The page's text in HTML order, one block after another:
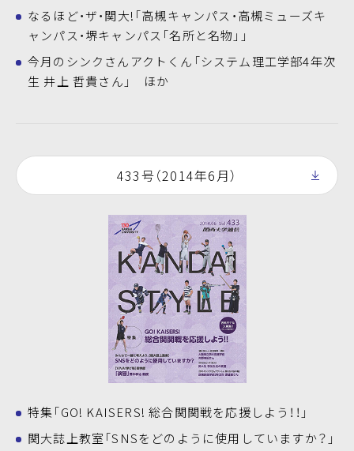
なるほど・ザ・関大!「高槻キャンパス・高槻ミューズキ
ャンパス・堺キャンパス「名所と名物」」
今月のシンクさんアクトくん「システム理工学部4年次
生 井上 哲貴さん」 ほか
433号（2014年6月）
特集「GO! KAISERS! 総合関関戦を応援しよう！！」
関大誌上教室「SNSをどのように使用していますか？」